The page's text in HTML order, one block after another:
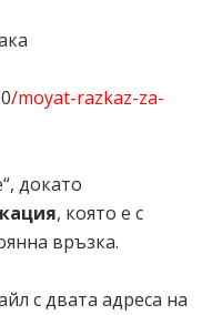
/moyat-razkaz-za-
докато
, която е с
връзка.
с двата адреса на